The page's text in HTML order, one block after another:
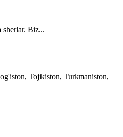
sherlar. Biz...
Tojikiston, Turkmaniston,